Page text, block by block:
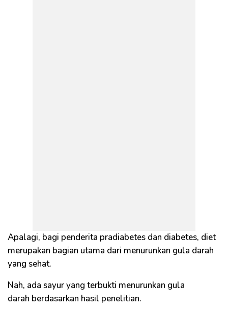
Apalagi, bagi penderita pradiabetes dan diabetes, diet
merupakan bagian utama dari menurunkan gula darah
yang sehat.
Nah, ada sayur yang terbukti menurunkan gula
darah berdasarkan hasil penelitian.